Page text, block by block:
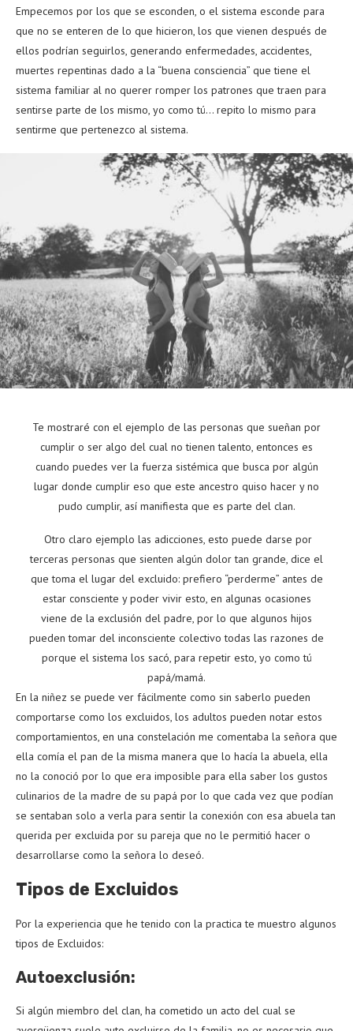
Empecemos por los que se esconden, o el sistema esconde para
que no se enteren de lo que hicieron, los que vienen después de
ellos podrían seguirlos, generando enfermedades, accidentes,
muertes repentinas dado a la “buena consciencia” que tiene el
sistema familiar al no querer romper los patrones que traen para
sentirse parte de los mismo, yo como tú… repito lo mismo para
sentirme que pertenezco al sistema.
Te mostraré con el ejemplo de las personas que sueñan por
cumplir o ser algo del cual no tienen talento, entonces es
cuando puedes ver la fuerza sistémica que busca por algún
lugar donde cumplir eso que este ancestro quiso hacer y no
pudo cumplir, así manifiesta que es parte del clan.
Otro claro ejemplo las adicciones, esto puede darse por
terceras personas que sienten algún dolor tan grande, dice el
que toma el lugar del excluido: prefiero “perderme” antes de
estar consciente y poder vivir esto, en algunas ocasiones
viene de la exclusión del padre, por lo que algunos hijos
pueden tomar del inconsciente colectivo todas las razones de
porque el sistema los sacó, para repetir esto, yo como tú
papá/mamá.
En la niñez se puede ver fácilmente como sin saberlo pueden
comportarse como los excluidos, los adultos pueden notar estos
comportamientos, en una constelación me comentaba la señora que
ella comía el pan de la misma manera que lo hacía la abuela, ella
no la conoció por lo que era imposible para ella saber los gustos
culinarios de la madre de su papá por lo que cada vez que podían
se sentaban solo a verla para sentir la conexión con esa abuela tan
querida per excluida por su pareja que no le permitió hacer o
desarrollarse como la señora lo deseó.
Tipos de Excluidos
Por la experiencia que he tenido con la practica te muestro algunos
tipos de Excluidos:
Autoexclusión:
Si algún miembro del clan, ha cometido un acto del cual se